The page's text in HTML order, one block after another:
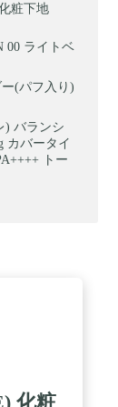
粧下地
00 ライトベ
(パフ入り)
) バランシ
カバータイ
トー
化粧